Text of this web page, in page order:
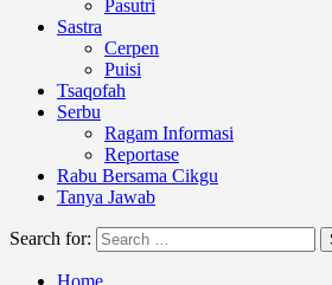
Pasutri
Sastra
Cerpen
Puisi
Tsaqofah
Serbu
Ragam Informasi
Reportase
Rabu Bersama Cikgu
Tanya Jawab
Search for:
Home